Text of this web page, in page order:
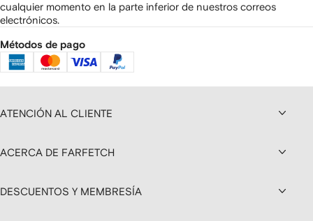
cualquier momento en la parte inferior de nuestros correos
electrónicos.
Métodos de pago
ATENCIÓN AL CLIENTE
ACERCA DE FARFETCH
DESCUENTOS Y MEMBRESÍA